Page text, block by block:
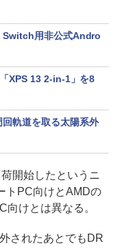
Switch用非公式Andro
XPS 13 2-in-1」を8
回軌道を取る太陽系外
開始したというニ
トPC向けとAMDの
けとは異なる。
されたあとでもDR